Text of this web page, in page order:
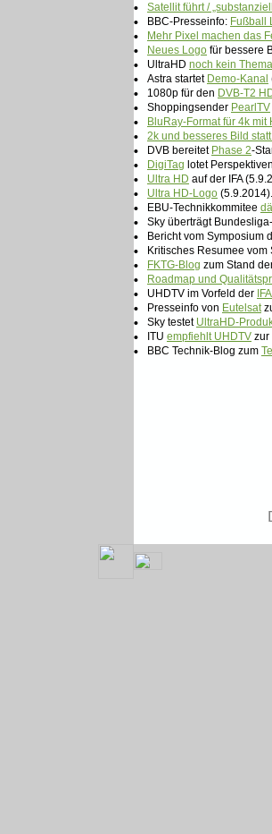
• Satellit führt /
• BBC-Presseinfo: Fußball
• Mehr Pixel machen das
• Neues Logo für bessere
• UltraHD noch kein Thema
• Astra startet Demo-Kanal
• 1080p für den DVB-T2
• Shoppingsender PearlTV
• BluRay-Format für 4k mit
• 2k und besseres Bild
• DVB bereitet Phase 2-
• DigiTag lotet
• Ultra HD auf der IFA
• Ultra HD-Logo (5.9.2014).
• EBU-Technikkommitee
• Sky überträgt
• Bericht vom Symposium
• Kritisches Resumee
• FKTG-Blog zum Stand
• Roadmap und
• UHDTV im Vorfeld der
• Presseinfo von Eutelsat
• Sky testet UltraHD-
• ITU empfiehlt UHDTV zur
• BBC Technik-Blog zum